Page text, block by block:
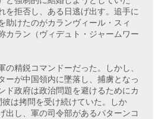
を拒否し、ある日逃げ出す。追手に
助けたのがカランヴィール・スィ
カラン（ヴィデュト・ジャームワー
精鋭コマンドーだった。しかし、
ーが中国領内に墜落し、捕虜となっ
ド政府は政治問題を避けるためにカ
は拷問を受け続けていた。しか
出し、軍の司令部があるパターンコ